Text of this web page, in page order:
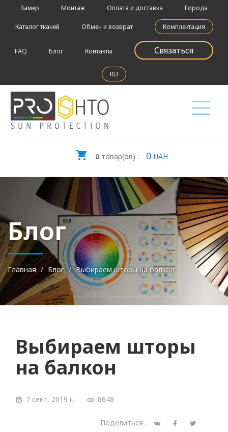
Замер Монтаж Оплата и доставка Города
Каталог тканей Обмен и возврат Комплектация
FAQ Блог Контакты Связаться
RU
0товар(ов) : 0 UAH
Блог
Главная Блог Выбираем шторы на балкон
Выбираем шторы
на балкон
7 сент. 2019 г. 8648
Поделиться :